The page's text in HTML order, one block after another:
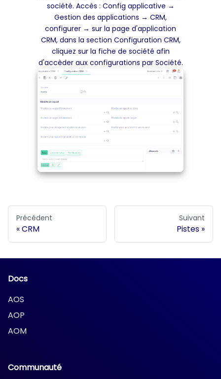
société. Accès : Config applicative →
Gestion des applications → CRM,
configurer → sur la page d'application
CRM, dans la section Configuration CRM,
cliquez sur la fiche de société afin
d'accèder aux configurations par Société.
Précédent
CRM
Suivant
Pistes
Docs
AOS
AOP
AOM
Communauté